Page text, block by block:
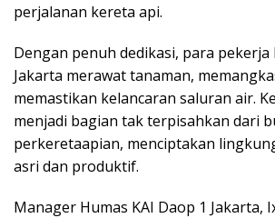
perjalanan kereta api.
Dengan penuh dedikasi, para pekerja
Jakarta merawat tanaman,
memastikan kelancaran saluran air.
menjadi bagian tak terpisahkan dari
perkeretaapian, menciptakan
asri dan produktif.
Manager Humas KAI Daop 1 Jakarta,